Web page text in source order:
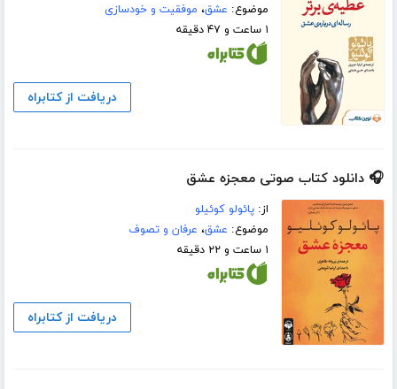
موضوع: عشق، موفقیت و خودسازی
۱ ساعت و ۴۷ دقیقه
دریافت از کتابراه
🎧 دانلود کتاب صوتی معجزه عشق
از:پائولو کوئیلو
موضوع: عشق، عرفان و تصوف
۱ ساعت و ۲۲ دقیقه
دریافت از کتابراه